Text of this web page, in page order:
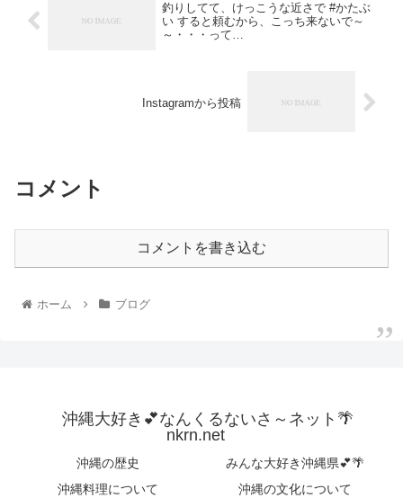
釣りしてて、けっこうな近さで #かたぶ
い すると頼むから、こっち来ないで～
～・・・って…
Instagramから投稿
コメント
コメントを書き込む
ホーム ブログ
沖縄大好き💕なんくるないさ～ネット🌴
nkrn.net
沖縄の歴史
みんな大好き沖縄県💕🌴
沖縄料理について
沖縄の文化について